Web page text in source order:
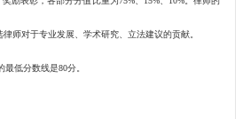
对于专业发展、学术研究、立法建议的贡献。
低分数线是80分。